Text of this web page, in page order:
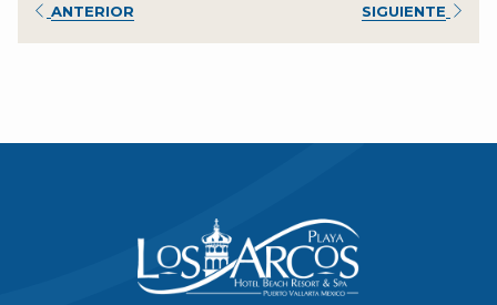
de las vistas más privilegiadas del hotel.
Secador de pelo
Servicio de habitación
ANTERIOR SIGUIENTE